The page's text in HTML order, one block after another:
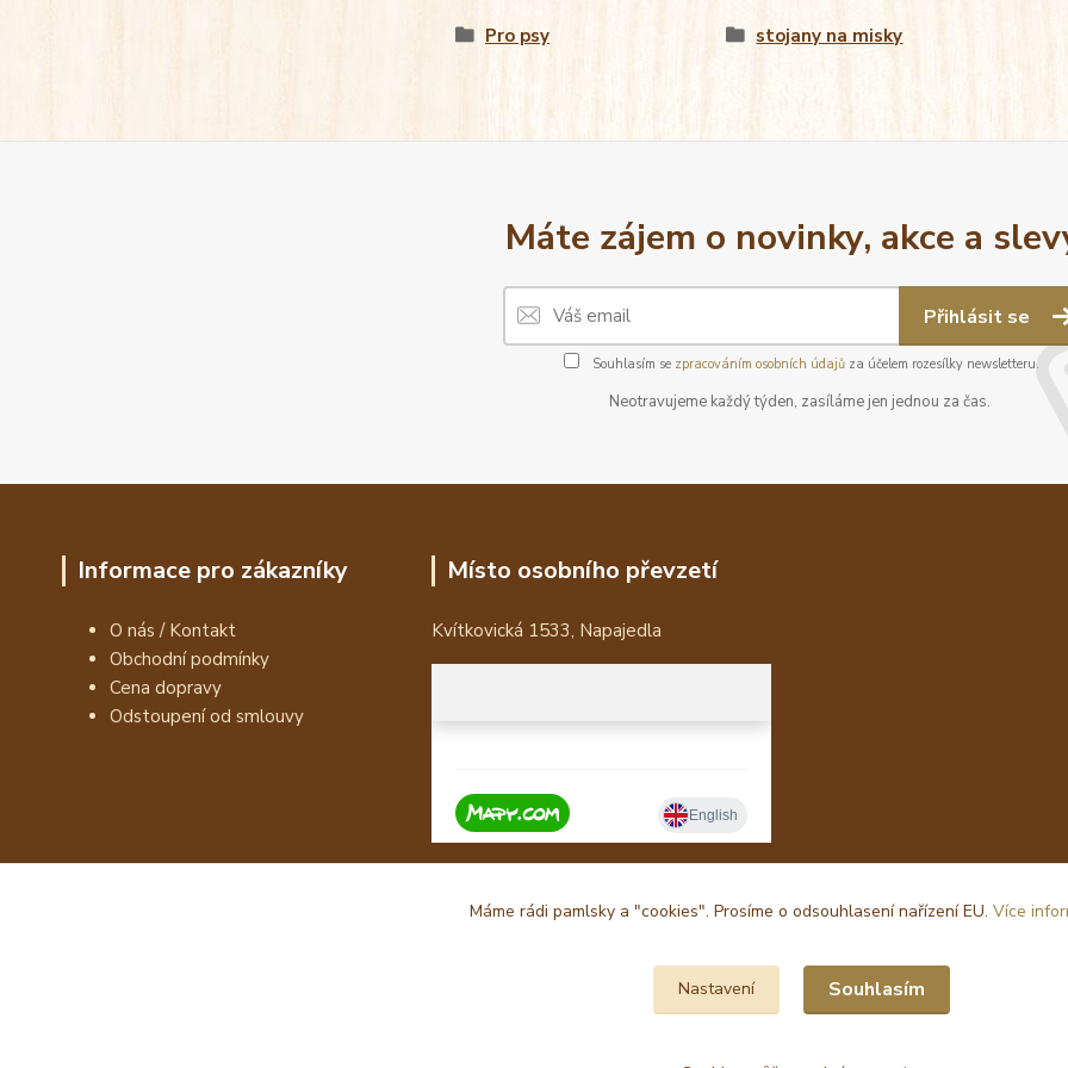
Pro psy stojany na misky
Máte zájem o novinky, akce a
Přihlásit se
Souhlasím se zpracováním osobních údajůza účelem rozesílky newsletteru.
Neotravujeme každý týden, zasíláme jen jednou za čas.
Informace pro zákazníky
O nás / Kontakt
Obchodní podmínky
Cena dopravy
Odstoupení od smlouvy
Místo osobního převzetí
Kvítkovická 1533, Napajedla
Máme rádi pamlsky a "cookies". Prosíme o odsouhlasení nařízení EU. Více
Nastavení Souhlasím